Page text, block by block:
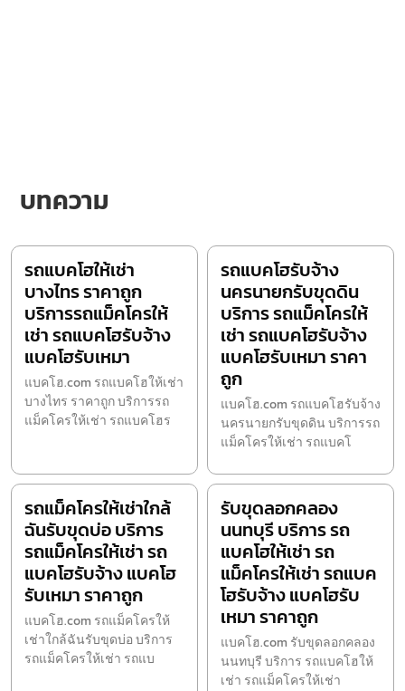
บทความ
รถแบคโฮให้เช่า
บางไทร ราคาถูก
บริการรถแม็คโครให้
เช่า รถแบคโฮรับจ้าง
แบคโฮรับเหมา
แบคโฮ.com รถแบคโฮให้เช่า
บางไทร ราคาถูก บริการรถ
แม็คโครให้เช่า รถแบคโฮร
รถแบคโฮรับจ้าง
นครนายกรับขุดดิน
บริการ รถแม็คโครให้
เช่า รถแบคโฮรับจ้าง
แบคโฮรับเหมา ราคา
ถูก
แบคโฮ.com รถแบคโฮรับจ้าง
นครนายกรับขุดดิน บริการรถ
แม็คโครให้เช่า รถแบคโ
รถแม็คโครให้เช่าใกล้
ฉันรับขุดบ่อ บริการ
รถแม็คโครให้เช่า รถ
แบคโฮรับจ้าง แบคโฮ
รับเหมา ราคาถูก
แบคโฮ.com รถแม็คโครให้
เช่าใกล้ฉันรับขุดบ่อ บริการ
รถแม็คโครให้เช่า รถแบ
รับขุดลอกคลอง
นนทบุรี บริการ รถ
แบคโฮให้เช่า รถ
แม็คโครให้เช่า รถแบค
โฮรับจ้าง แบคโฮรับ
เหมา ราคาถูก
แบคโฮ.com รับขุดลอกคลอง
นนทบุรี บริการ รถแบคโฮให้
เช่า รถแม็คโครให้เช่า